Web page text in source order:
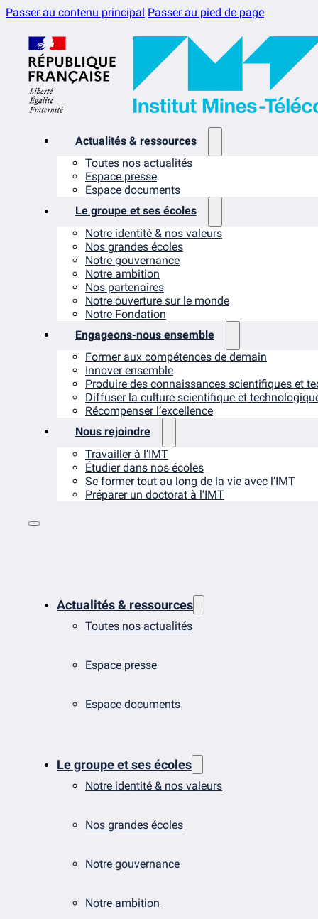
Passer au contenu principal Passer au pied de page
Actualités & ressources
Toutes nos actualités
Espace presse
Espace documents
Le groupe et ses écoles
Notre identité & nos valeurs
Nos grandes écoles
Notre gouvernance
Notre ambition
Nos partenaires
Notre ouverture sur le monde
Notre Fondation
Engageons-nous ensemble
Former aux compétences de demain
Innover ensemble
Produire des connaissances scientifiques et
Diffuser la culture scientifique et
Récompenser l’excellence
Nous rejoindre
Travailler à l’IMT
Étudier dans nos écoles
Se former tout au long de la vie avec l’IMT
Préparer un doctorat à l’IMT
Actualités & ressources
Toutes nos actualités
Espace presse
Espace documents
Le groupe et ses écoles
Notre identité & nos valeurs
Nos grandes écoles
Notre gouvernance
Notre ambition